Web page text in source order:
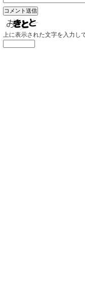
上に表示された文字を入力し